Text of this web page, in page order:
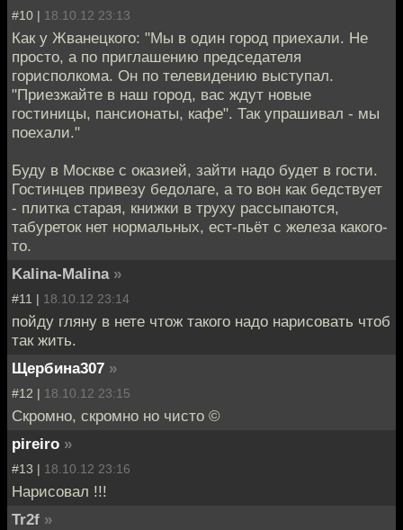
#10 | 18.10.12 23:13
Как у Жванецкого: "Мы в один город приехали. Не
просто, а по приглашению председателя
горисполкома. Он по телевидению выступал.
"Приезжайте в наш город, вас ждут новые
гостиницы, пансионаты, кафе". Так упрашивал - мы
поехали."
Буду в Москве с оказией, зайти надо будет в гости.
Гостинцев привезу бедолаге, а то вон как бедствует
- плитка старая, книжки в труху рассыпаются,
табуреток нет нормальных, ест-пьёт с железа какого-
то.
Kalina-Malina »
#11 | 18.10.12 23:14
пойду гляну в нете чтож такого надо нарисовать чтоб
так жить.
Щербина307 »
#12 | 18.10.12 23:15
Скромно, скромно но чисто ©
pireiro »
#13 | 18.10.12 23:16
Нарисовал !!!
Tr2f »